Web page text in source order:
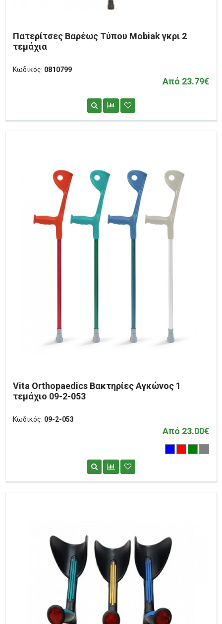
Πατερίτσες Βαρέως Τύπου Mobiak γκρι 2
τεμάχια
Κωδικός: 0810799
Από 23.79€
Vita Orthopaedics Βακτηρίες Αγκώνος 1
τεμάχιο 09-2-053
Κωδικός: 09-2-053
Από 23.00€